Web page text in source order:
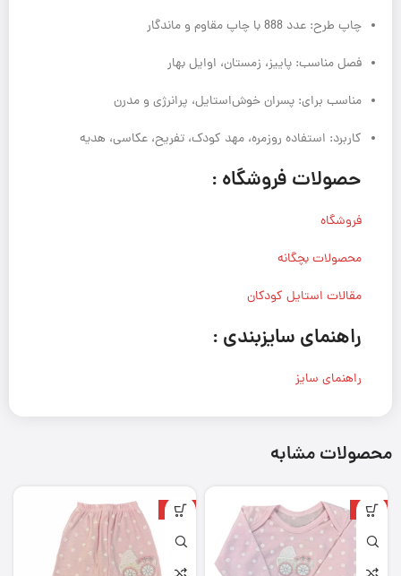
چاپ طرح: عدد 888 با چاپ مقاوم و ماندگار
فصل مناسب: پاییز، زمستان، اوایل بهار
مناسب برای: پسران خوش‌استایل، پرانرژی و مدرن
کاربرد: استفاده روزمره، مهد کودک، تفریح، عکاسی، هدیه
حصولات فروشگاه :
فروشگاه
محصولات بچگانه
مقالات استایل کودکان
راهنمای سایزبندی :
راهنمای سایز
محصولات مشابه
-29%
-29%